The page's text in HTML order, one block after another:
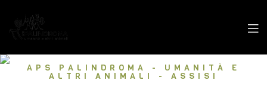
APS PALINDROMA - UMANITÀ E
ALTRI ANIMALI - ASSISI